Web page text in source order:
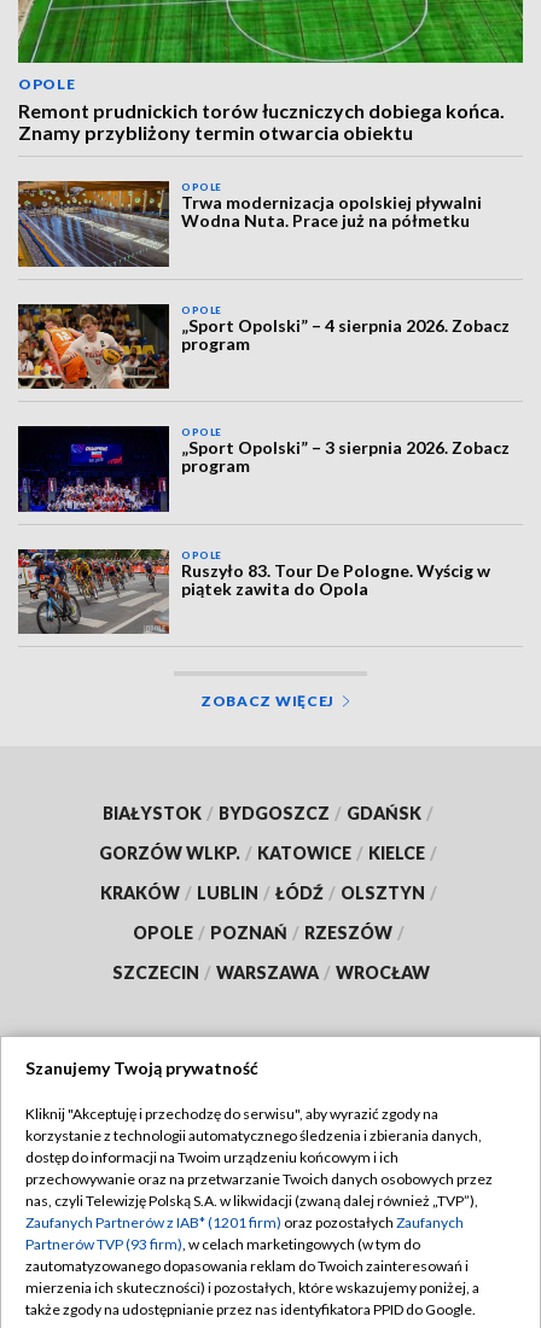
OPOLE
Remont prudnickich torów łuczniczych dobiega końca.
Znamy przybliżony termin otwarcia obiektu
OPOLE
Trwa modernizacja opolskiej pływalni
Wodna Nuta. Prace już na półmetku
OPOLE
„Sport Opolski” – 4 sierpnia 2026. Zobacz
program
OPOLE
„Sport Opolski” – 3 sierpnia 2026. Zobacz
program
OPOLE
Ruszyło 83. Tour De Pologne. Wyścig w
piątek zawita do Opola
ZOBACZ WIĘCEJ
BIAŁYSTOK / BYDGOSZCZ / GDAŃSK /
GORZÓW WLKP. / KATOWICE / KIELCE /
KRAKÓW / LUBLIN / ŁÓDŹ / OLSZTYN /
OPOLE / POZNAŃ / RZESZÓW /
SZCZECIN / WARSZAWA / WROCŁAW
TVP
Abonament TVP
Emisja w TVP
Centrum informacji TVP
Naziemna Telewizja Cyfrowa
Regulamin TVP
Polityka prywatności
Moje zgody
Pomoc
Szanujemy Twoją prywatność
Kliknij "Akceptuję i przechodzę do serwisu", aby wyrazić zgody na
korzystanie z technologii automatycznego śledzenia i zbierania danych,
dostęp do informacji na Twoim urządzeniu końcowym i ich
przechowywanie oraz na przetwarzanie Twoich danych osobowych przez
nas, czyli Telewizję Polską S.A. w likwidacji (zwaną dalej również „TVP”),
Zaufanych Partnerów z IAB* (1201 firm) oraz pozostałych Zaufanych
Partnerów TVP (93 firm), w celach marketingowych (w tym do
zautomatyzowanego dopasowania reklam do Twoich zainteresowań i
mierzenia ich skuteczności) i pozostałych, które wskazujemy poniżej, a
także zgody na udostępnianie przez nas identyfikatora PPID do Google.